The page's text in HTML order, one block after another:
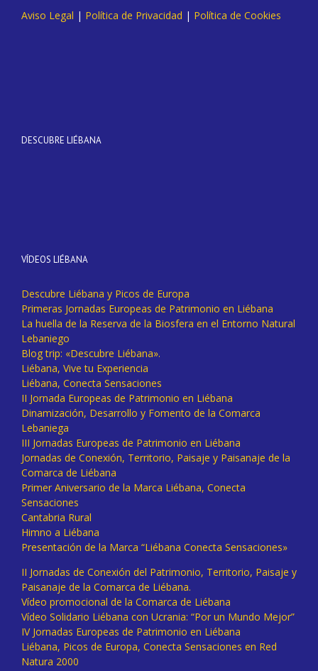
Aviso Legal | Política de Privacidad | Política de Cookies
DESCUBRE LIÉBANA
VÍDEOS LIÉBANA
Descubre Liébana y Picos de Europa
Primeras Jornadas Europeas de Patrimonio en Liébana
La huella de la Reserva de la Biosfera en el Entorno Natural
Lebaniego
Blog trip: «Descubre Liébana».
Liébana, Vive tu Experiencia
Liébana, Conecta Sensaciones
II Jornada Europeas de Patrimonio en Liébana
Dinamización, Desarrollo y Fomento de la Comarca
Lebaniega
III Jornadas Europeas de Patrimonio en Liébana
Jornadas de Conexión, Territorio, Paisaje y Paisanaje de la
Comarca de Liébana
Primer Aniversario de la Marca Liébana, Conecta
Sensaciones
Cantabria Rural
Himno a Liébana
Presentación de la Marca “Liébana Conecta Sensaciones»
II Jornadas de Conexión del Patrimonio, Territorio, Paisaje y
Paisanaje de la Comarca de Liébana.
Vídeo promocional de la Comarca de Liébana
Vídeo Solidario Liébana con Ucrania: “Por un Mundo Mejor”
IV Jornadas Europeas de Patrimonio en Liébana
Liébana, Picos de Europa, Conecta Sensaciones en Red
Natura 2000